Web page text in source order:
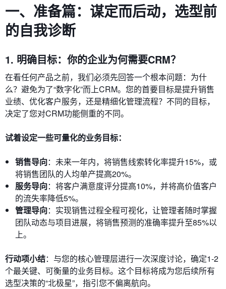
一、准备篇：谋定而后动，选型前
的自我诊断
1. 明确目标：你的企业为何需要CRM？
在看任何产品之前，我们必须先回答一个根本问题：为什
么？避免为了“数字化”而上CRM。您的首要目标是提升销售
业绩、优化客户服务，还是精细化管理流程？不同的目标，
决定了您对CRM功能侧重的不同。
试着设定一些可量化的业务目标：
销售导向：未来一年内，将销售线索转化率提升15%，或
将销售团队的人均单产提高20%。
服务导向：将客户满意度评分提高10%，并将高价值客户
的流失率降低5%。
管理导向：实现销售过程全程可视化，让管理者随时掌握
团队动态与项目进展，将销售预测的准确率提升至85%以
上。
行动项小结：与您的核心管理层进行一次深度讨论，确定1-2
个最关键、可衡量的业务目标。这个目标将成为您后续所有
选型决策的“北极星”，指引您不偏离航向。